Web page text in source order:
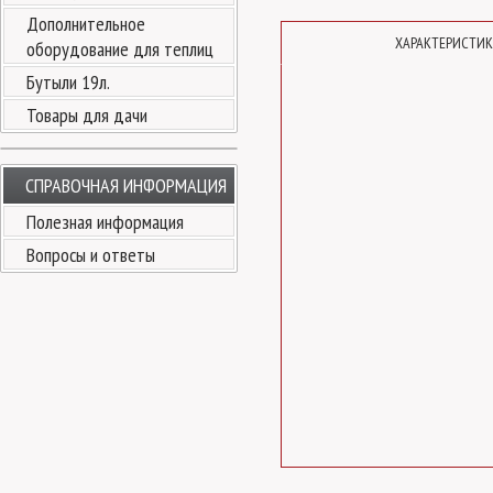
Дополнительное
оборудование для теплиц
Бутыли 19л.
Товары для дачи
СПРАВОЧНАЯ ИНФОРМАЦИЯ
Полезная информация
Вопросы и ответы